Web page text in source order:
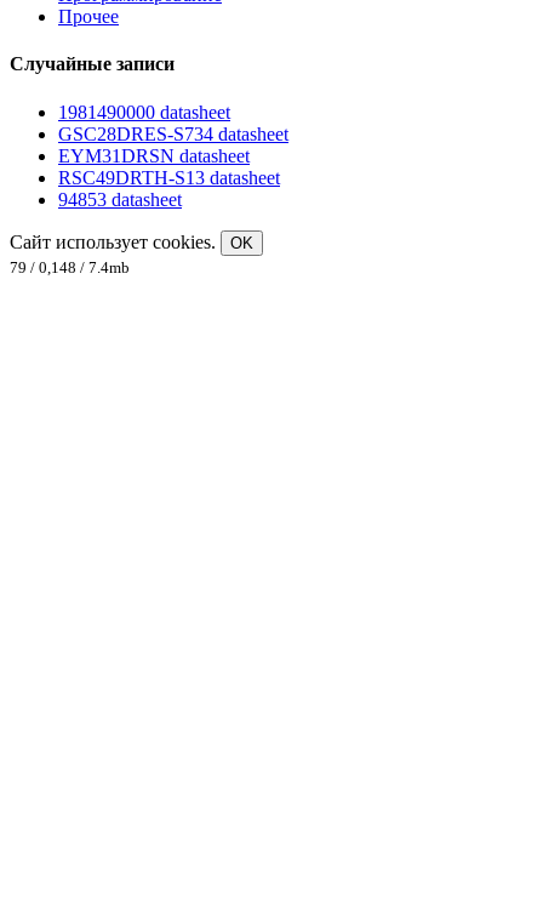
Прочее
Случайные записи
1981490000 datasheet
GSC28DRES-S734 datasheet
EYM31DRSN datasheet
RSC49DRTH-S13 datasheet
94853 datasheet
Сайт использует cookies.
OK
79 / 0,148 / 7.4mb